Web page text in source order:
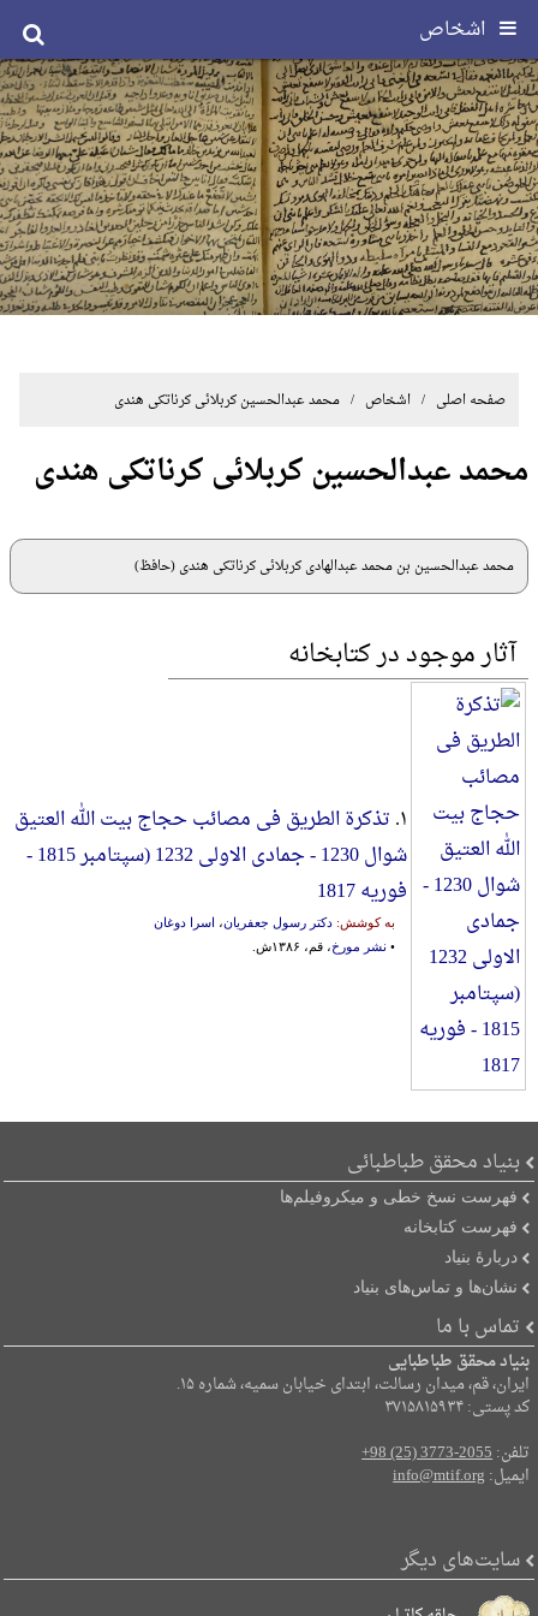
اشخاص
صفحه اصلی / اشخاص / محمد عبدالحسین کربلائی کرناتکی هندی
محمد عبدالحسین کربلائی کرناتکی هندی
محمد عبدالحسین بن محمد عبدالهادی کربلائی کرناتکی هندی (حافظ)
آثار موجود در کتابخانه
۱. تذکرة الطریق فی مصائب حجاج بیت الله العتیق
شوال 1230 - جمادی الاولی 1232 (سپتامبر 1815 -
فوریه 1817
به کوشش: دکتر رسول جعفریان، اسرا دوغان
• نشر مورخ، قم، ۱۳۸۶ش.
بنیاد محقق طباطبائی
فهرست نسخ خطی و میکروفیلم‌ها
فهرست کتابخانه
دربارۀ بنیاد
نشان‌ها و تماس‌های بنیاد
تماس با ما
بنیاد محقق طباطبایی
ایران، قم، میدان رسالت، ابتدای خیابان سمیه، شماره ۱۵.
کد پستی: ۳۷۱۵۸۱۵۹۳۴
تلفن:+98 (25) 3773-2055
ایمیل:info@mtif.org
سایت‌های دیگر